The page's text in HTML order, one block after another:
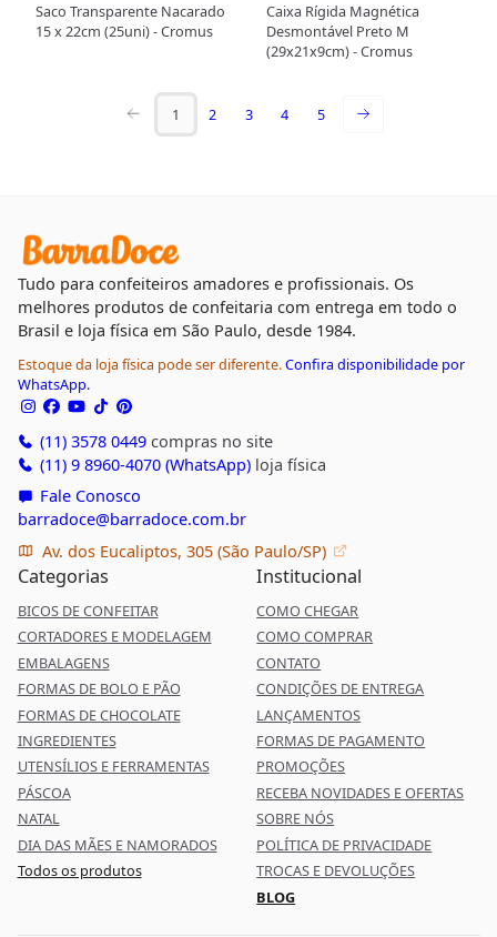
Saco Transparente Nacarado
15 x 22cm (25uni) - Cromus
Caixa Rígida Magnética
Desmontável Preto M
(29x21x9cm) - Cromus
1 2 3 4 5
Tudo para confeiteiros amadores e profissionais. Os
melhores produtos de confeitaria com entrega em todo o
Brasil e loja física em São Paulo, desde 1984.
Estoque da loja física pode ser diferente.Confira disponibilidade por
WhatsApp.
(11) 3578 0449compras no site
(11) 9 8960-4070 (WhatsApp)loja física
Fale Conosco
barradoce@barradoce.com.br
Av. dos Eucaliptos, 305 (São Paulo/SP)
Categorias
BICOS DE CONFEITAR
CORTADORES E MODELAGEM
EMBALAGENS
FORMAS DE BOLO E PÃO
FORMAS DE CHOCOLATE
INGREDIENTES
UTENSÍLIOS E FERRAMENTAS
PÁSCOA
NATAL
DIA DAS MÃES E NAMORADOS
Todos os produtos
Institucional
COMO CHEGAR
COMO COMPRAR
CONTATO
CONDIÇÕES DE ENTREGA
LANÇAMENTOS
FORMAS DE PAGAMENTO
PROMOÇÕES
RECEBA NOVIDADES E OFERTAS
SOBRE NÓS
POLÍTICA DE PRIVACIDADE
TROCAS E DEVOLUÇÕES
BLOG